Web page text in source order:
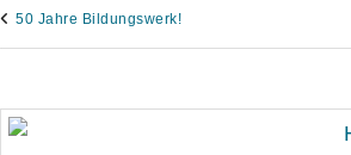
50 Jahre Bildungswerk!